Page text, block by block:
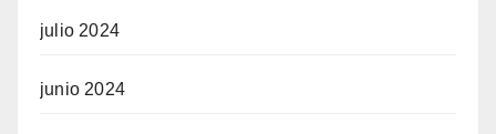
julio 2024
junio 2024